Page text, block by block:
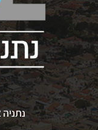
נתניה